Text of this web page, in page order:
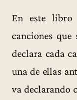
En este libro
canciones que
declara cada
una de ellas
va declarando